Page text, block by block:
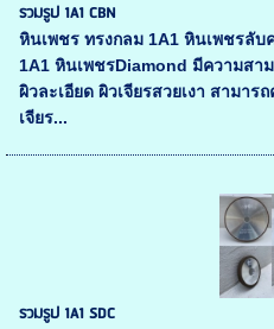
รวมรูป 1A1 CBN
หินเพชร ทรงกลม 1A1 หินเพชรลับ
1A1 หินเพชรDiamond มีความสา
ผิวละเอียด ผิวเจียรสวยเงา สามา
เจียร...
รวมรูป 1A1 SDC